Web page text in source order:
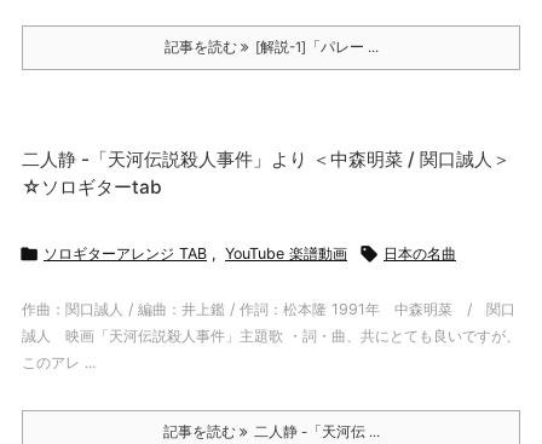
記事を読む [解説-1]「パレー ...
二人静 -「天河伝説殺人事件」より ＜中森明菜 / 関口誠人＞
☆ソロギターtab
 ソロギターアレンジ TAB , YouTube 楽譜動画  日本の名曲
作曲：関口誠人 / 編曲：井上鑑 / 作詞：松本隆 1991年 中森明菜 / 関口
誠人 映画「天河伝説殺人事件」主題歌 ・詞・曲、共にとても良いですが、
このアレ ...
記事を読む 二人静 -「天河伝 ...